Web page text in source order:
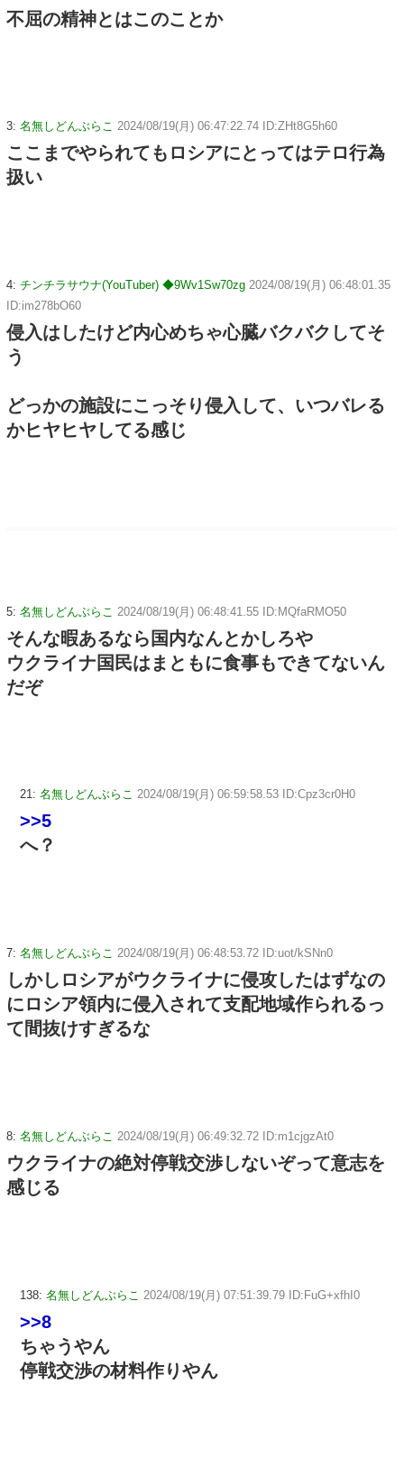
不屈の精神とはこのことか
3: 名無しどんぶらこ 2024/08/19(月) 06:47:22.74 ID:ZHt8G5h60
ここまでやられてもロシアにとってはテロ行為
扱い
4: チンチラサウナ(YouTuber) ◆9Wv1Sw70zg 2024/08/19(月) 06:48:01.35
ID:im278bO60
侵入はしたけど内心めちゃ心臓バクバクしてそ
う
どっかの施設にこっそり侵入して、いつバレる
かヒヤヒヤしてる感じ
5: 名無しどんぶらこ 2024/08/19(月) 06:48:41.55 ID:MQfaRMO50
そんな暇あるなら国内なんとかしろや
ウクライナ国民はまともに食事もできてないん
だぞ
21: 名無しどんぶらこ 2024/08/19(月) 06:59:58.53 ID:Cpz3cr0H0
>>5
へ？
7: 名無しどんぶらこ 2024/08/19(月) 06:48:53.72 ID:uot/kSNn0
しかしロシアがウクライナに侵攻したはずなの
にロシア領内に侵入されて支配地域作られるっ
て間抜けすぎるな
8: 名無しどんぶらこ 2024/08/19(月) 06:49:32.72 ID:m1cjgzAt0
ウクライナの絶対停戦交渉しないぞって意志を
感じる
138: 名無しどんぶらこ 2024/08/19(月) 07:51:39.79 ID:FuG+xfhI0
>>8
ちゃうやん
停戦交渉の材料作りやん